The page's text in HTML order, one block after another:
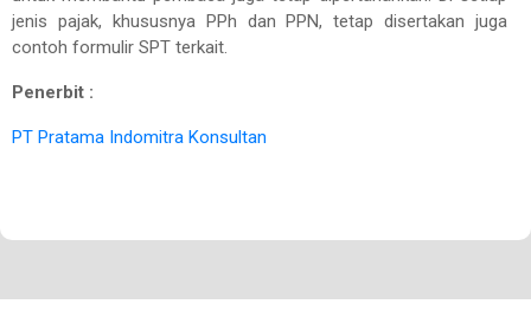
jenis pajak, khususnya PPh dan PPN, tetap disertakan juga
contoh formulir SPT terkait.
Penerbit :
PT Pratama Indomitra Konsultan